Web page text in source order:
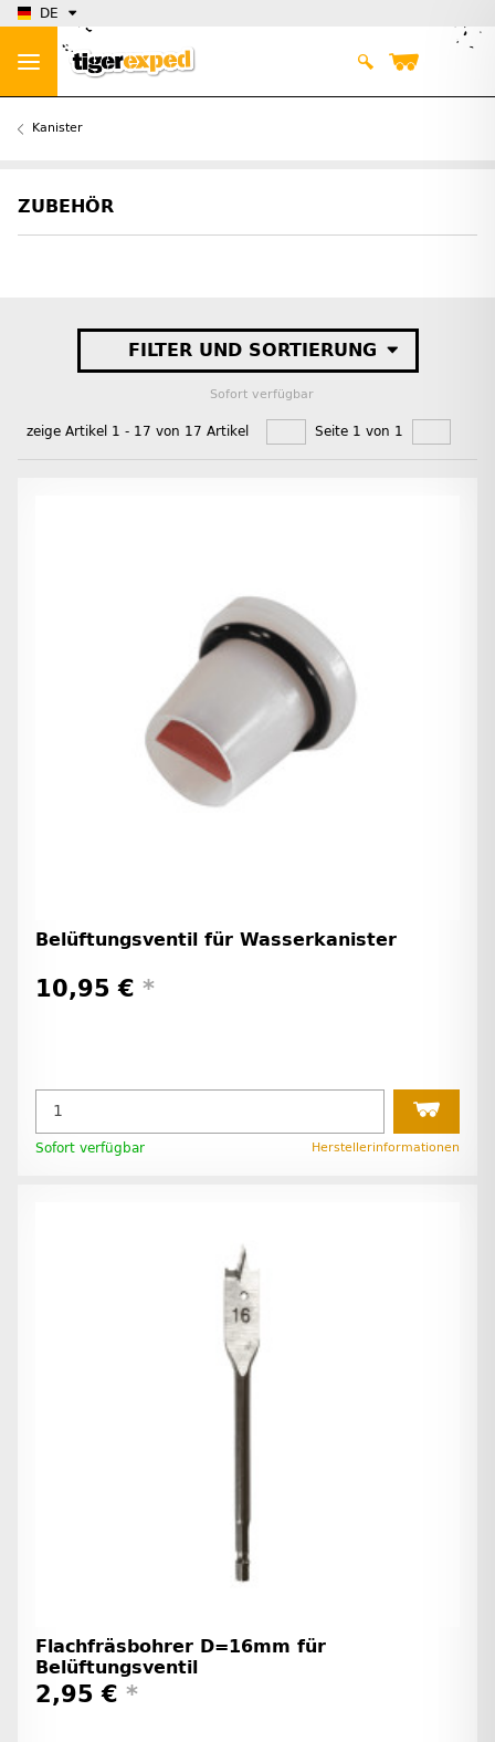
DE
Kanister
ZUBEHÖR
FILTER UND SORTIERUNG
Sofort verfügbar
zeige Artikel 1 - 17 von 17 Artikel Seite 1 von 1
Belüftungsventil für Wasserkanister
10,95 € *
Sofort verfügbar Herstellerinformationen
Flachfräsbohrer D=16mm für
Belüftungsventil
2,95 € *